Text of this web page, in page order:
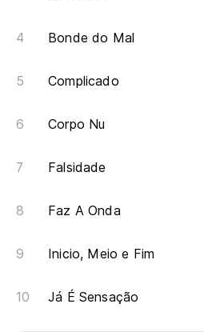
Bonde do Mal
Complicado
Corpo Nu
Falsidade
Faz A Onda
Inicio, Meio e Fim
Já É Sensação